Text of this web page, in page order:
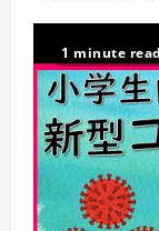
1 minute read